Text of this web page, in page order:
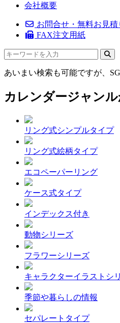
会社概要
お問合せ・無料お見積
FAX注文用紙
あいまい検索も可能ですが、
カレンダージャン
リング式シンプルタイプ
リング式絵柄タイプ
エコペーパーリング
ケース式タイプ
インデックス付き
動物シリーズ
フラワーシリーズ
キャラクターイラストシ
季節や暮らしの情報
セパレートタイプ